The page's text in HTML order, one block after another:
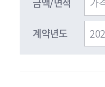
계약년도